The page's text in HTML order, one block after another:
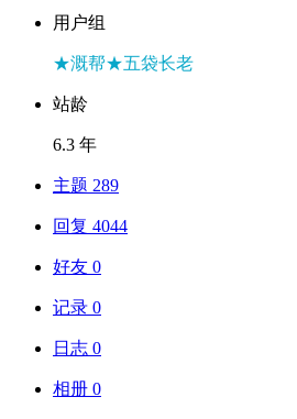
用户组
★溉帮★五袋长老
站龄
6.3 年
主题 289
回复 4044
好友 0
记录 0
日志 0
相册 0